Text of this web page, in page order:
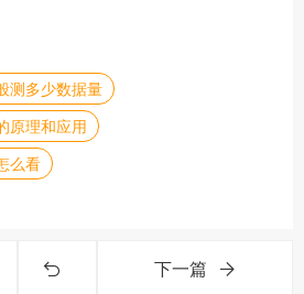
测多少数据量
原理和应用
么看
下一篇